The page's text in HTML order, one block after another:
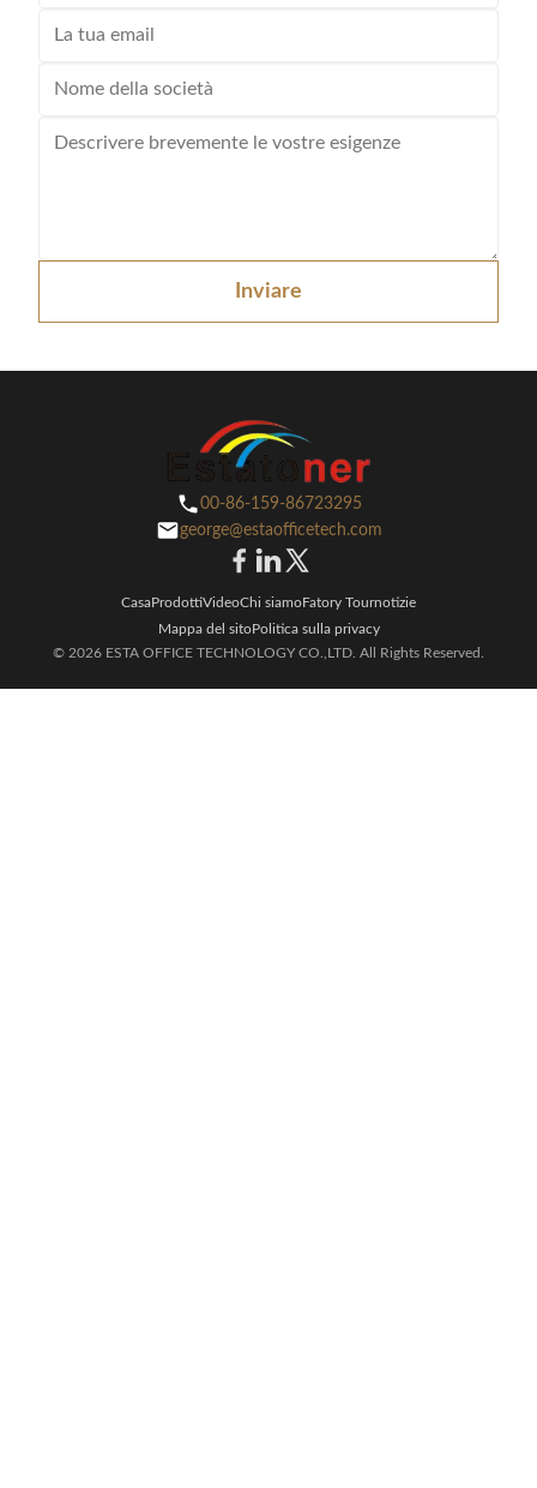
Inviare
00-86-159-86723295
george@estaofficetech.com
CasaProdottiVideoChi siamoFatory Tournotizie
Mappa del sitoPolitica sulla privacy
© 2026 ESTA OFFICE TECHNOLOGY CO.,LTD. All Rights Reserved.